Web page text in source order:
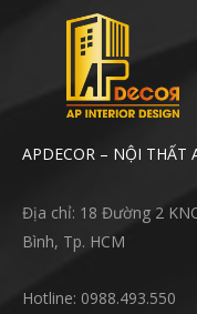
APDECOR – NỘI THẤT
Địa chỉ: 18 Đường 2
Bình, Tp. HCM
Hotline: 0988.493.550